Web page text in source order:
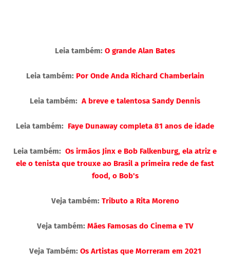
Leia também: O grande Alan Bates
Leia também: Por Onde Anda Richard Chamberlain
Leia também: A breve e talentosa Sandy Dennis
Leia também: Faye Dunaway completa 81 anos de idade
Leia também: Os irmãos Jinx e Bob Falkenburg, ela atriz e
ele o tenista que trouxe ao Brasil a primeira rede de fast
food, o Bob's
Veja também: Tributo a Rita Moreno
Veja também: Mães Famosas do Cinema e TV
Veja Também: Os Artistas que Morreram em 2021